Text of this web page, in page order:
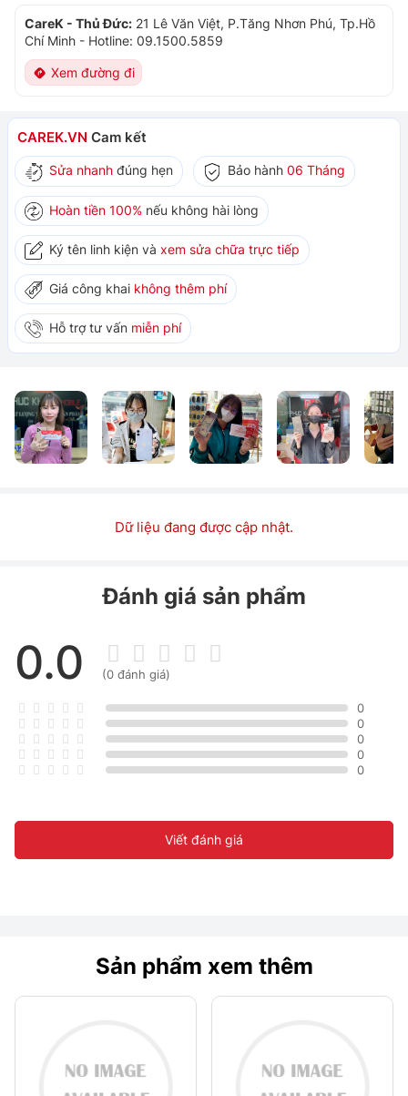
CareK - Thủ Đức: 21 Lê Văn Việt, P.Tăng Nhơn Phú, Tp.Hồ
Chí Minh - Hotline: 09.1500.5859
Xem đường đi
CAREK.VN Cam kết
Sửa nhanh đúng hẹn Bảo hành 06 Tháng
Hoàn tiền 100% nếu không hài lòng
Ký tên linh kiện và xem sửa chữa trực tiếp
Giá công khai không thêm phí
Hỗ trợ tư vấn miễn phí
Dữ liệu đang được cập nhật.
Đánh giá sản phẩm
0.0 (0 đánh giá)
0
0
0
0
0
Viết đánh giá
Sản phẩm xem thêm